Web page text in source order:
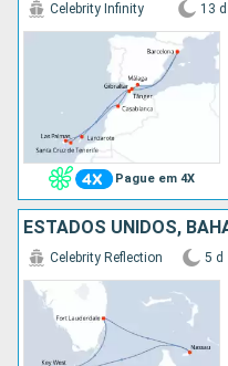
Pague em 4X
Celebrity Infinity 13 d
ESTADOS UNIDOS,
Celebrity Reflection 5 d